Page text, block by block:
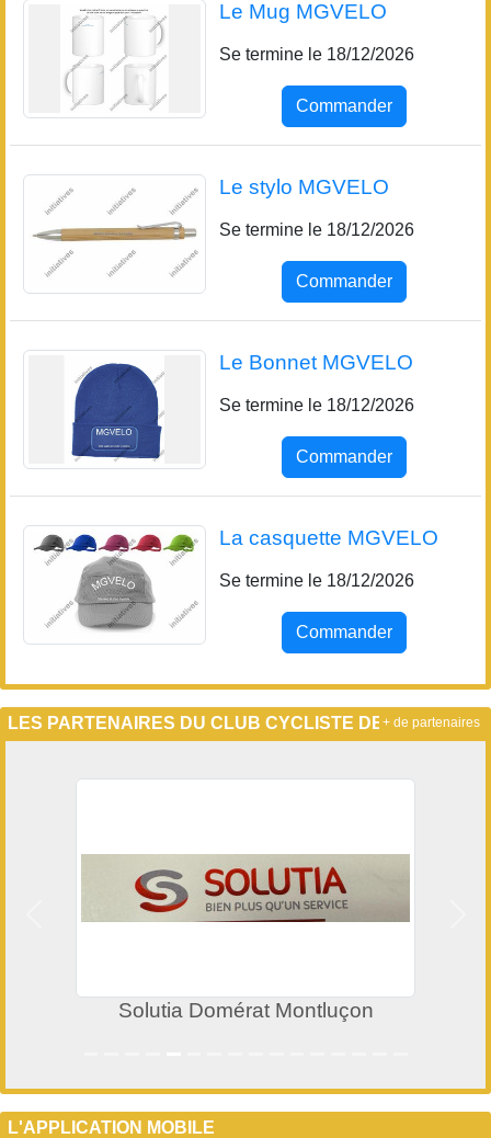
Le Mug MGVELO
Se termine le 18/12/2026
Commander
Le stylo MGVELO
Se termine le 18/12/2026
Commander
Le Bonnet MGVELO
Se termine le 18/12/2026
Commander
La casquette MGVELO
Se termine le 18/12/2026
Commander
LES PARTENAIRES DU CLUB CYCLISTE DE MGVELO
Solutia Domérat Montluçon
Précedent
+ de partenaires
L'APPLICATION MOBILE